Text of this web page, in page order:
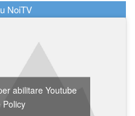
NoiTV
abilitare Youtube
Policy